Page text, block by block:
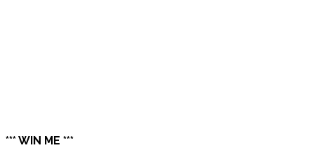
*** WIN ME ***